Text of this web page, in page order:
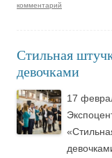
комментарий
Стильная
девочками
17